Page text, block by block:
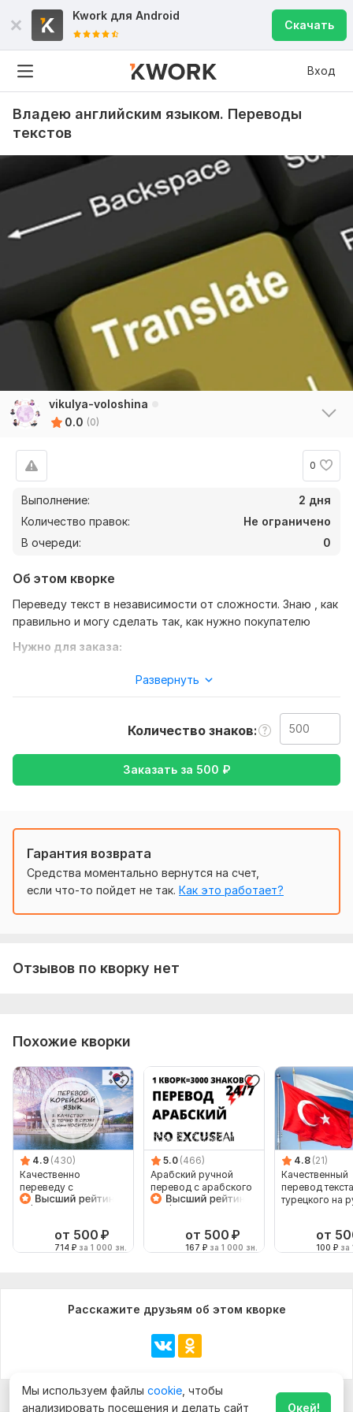
Kwork для Android
Скачать
Вход
Владею английским языком. Переводы
текстов
vikulya-voloshina
0.0 (0)
0
Выполнение:
2 дня
Количество правок:
Не ограничено
В очереди:
0
Об этом кворке
Переведу текст в независимости от сложности. Знаю , как
правильно и могу сделать так, как нужно покупателю
Нужно для заказа:
любом формате удобном для вас) Так же уточнение моей
Культура и
искусство,
Товары и услуги
Объем услуги в кворке:
Развернуть
Количество знаков
Заказать за 500 ₽
Гарантия возврата
Средства моментально вернутся на счет,
если что-то пойдет не так. Как это работает?
Отзывов по кворку нет
Похожие кворки
4.9 (430)
Качественно
переведу с
корейского или на
от 500 ₽
714 ₽ за 1 000 зн.
5.0 (466)
Арабский ручной
перевод с арабского
на арабский
от 500 ₽
167 ₽ за 1 000 зн.
4.8 (21)
Качественный
перевод
турецкого на
от
100 ₽ за
Расскажите друзьям об этом кворке
Мы используем файлы cookie , чтобы
анализировать посещения и делать сайт
Окей!